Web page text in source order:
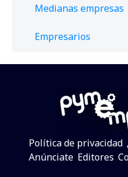
Medianas empresas
Empresarios
Política de privacidad
Anúnciate Editores